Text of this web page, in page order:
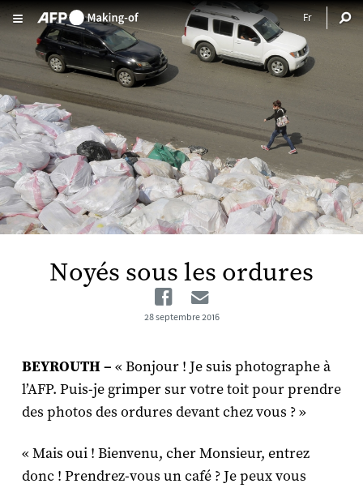
Aller au contenu principal
Noyés sous les ordures
Facebook
28 septembre 2016
BEYROUTH – « Bonjour ! Je suis photographe à
l’AFP. Puis-je grimper sur votre toit pour prendre
des photos des ordures devant chez vous ? »
« Mais oui ! Bienvenu, cher Monsieur, entrez
donc ! Prendrez-vous un café ? Je peux vous